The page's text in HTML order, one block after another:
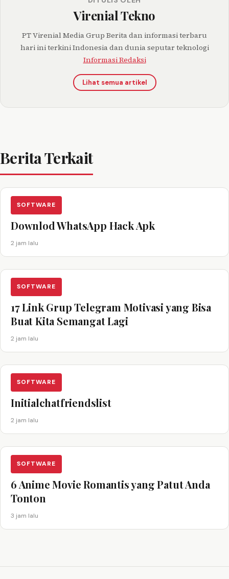
Virenial Tekno
PT Virenial Media Grup Berita dan informasi terbaru
hari ini terkini Indonesia dan dunia seputar teknologi
Informasi Redaksi
Lihat semua artikel
Berita Terkait
SOFTWARE
Downlod WhatsApp Hack Apk
2 jam lalu
SOFTWARE
17 Link Grup Telegram Motivasi yang Bisa
Buat Kita Semangat Lagi
2 jam lalu
SOFTWARE
Initialchatfriendslist
2 jam lalu
SOFTWARE
6 Anime Movie Romantis yang Patut Anda
Tonton
3 jam lalu